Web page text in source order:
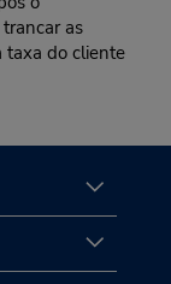
as
taxa do cliente